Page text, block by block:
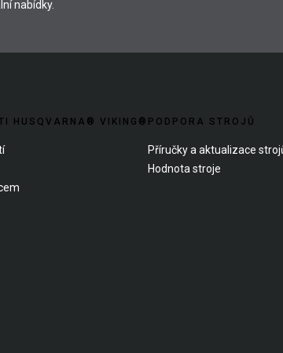
nabídky.
HUSQVARNA® VIKING® PODPORA STROJŮ
Příručky a aktualizace
Hodnota stroje